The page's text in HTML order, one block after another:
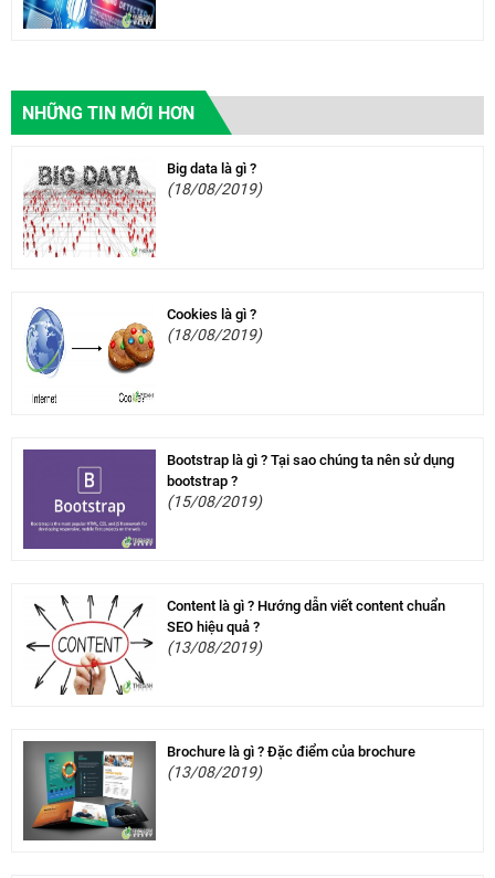
NHỮNG TIN MỚI HƠN
Big data là gì ?
(18/08/2019)
Cookies là gì ?
(18/08/2019)
Bootstrap là gì ? Tại sao chúng ta nên sử dụng
bootstrap ?
(15/08/2019)
Content là gì ? Hướng dẫn viết content chuẩn
SEO hiệu quả ?
(13/08/2019)
Brochure là gì ? Đặc điểm của brochure
(13/08/2019)